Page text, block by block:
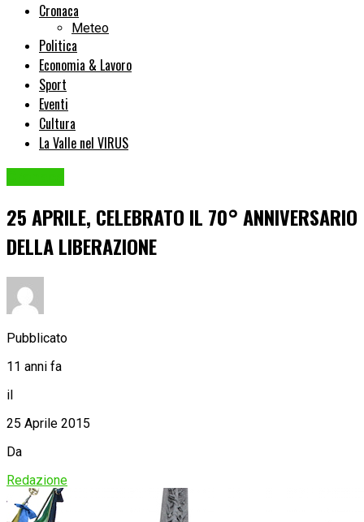
Cronaca
Meteo
Politica
Economia & Lavoro
Sport
Eventi
Cultura
La Valle nel VIRUS
25 APRILE, CELEBRATO IL 70° ANNIVERSARIO
DELLA LIBERAZIONE
Pubblicato
11 anni fa
il
25 Aprile 2015
Da
Redazione